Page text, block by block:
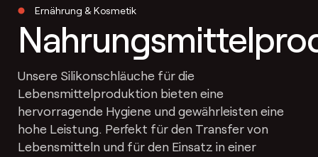
Ernährung & Kosmetik
Unsere Silikonschläuche für die
Lebensmittelproduktion bieten eine
hervorragende Hygiene und gewährleisten eine
hohe Leistung. Perfekt für den Transfer von
Lebensmitteln und für den Einsatz in einer